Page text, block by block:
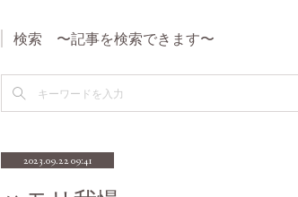
検索 〜記事を検索できます〜
2023.09.22 09:41